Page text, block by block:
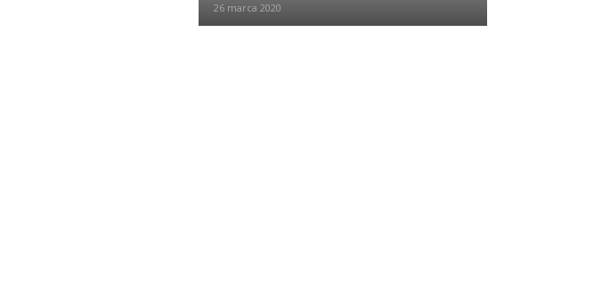
26 marca 2020